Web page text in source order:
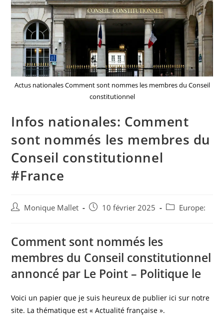
Actus nationales Comment sont nommes les membres du Conseil
constitutionnel
Infos nationales: Comment
sont nommés les membres du
Conseil constitutionnel
#France
Auteur/autrice
publication :
Monique Mallet
Post10 février 2025
PostEurope:
Comment sont nommés les
membres du Conseil constitutionnel
annoncé par Le Point – Politique le
Voici un papier que je suis heureux de publier ici sur notre
site. La thématique est « Actualité française ».